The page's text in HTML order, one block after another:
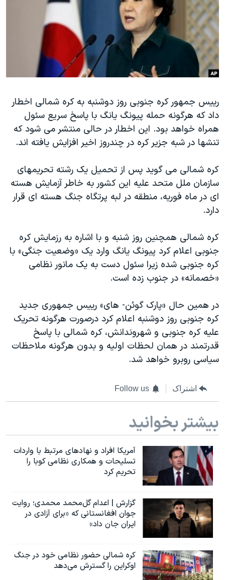
فرهنگ و زندگی
حقوق شهروندی
اقتصادی
علم و فناوری
گالری عکس
آرشیو پخش زنده
مستندها
انتخابات ریاست جمهوری آمریکا ۲۰۲۴
حمله جمهوری اسلامی به اسرائیل
رمز مهسا
اعتراضات زن، زندگی، آزادی
مجموعه مستندهای دادخواهی
تریبونال مردمی آبان ۹۸
چهل سال گروگان‌گیری
قانون شفافیت دارائی کادر رهبری ایران
نرگس محمدی برنده جایزه نوبل صلح
همایش محافظه‌کاران آمریکا «سی‌پک»
صفحه‌های ویژه
سفر پرزیدنت ترامپ به چین
دنبال کنید
زبانهای مختلف
رییس جمهور کره جنوبی روز دوشنبه به کره شمالی اخطار
داد که هرگونه حمله پیونگ یانگ با پاسخ سریع سئول
همراه خواهد بود. این اخطار در حالی منتشر می شود که
تنشها در شبه جزیر کره در چندروز اخیر افزایش یافته اند.
کره شمالی می گوید پس از تحمیل یک رشته تحریمهای
سازمان ملل متحد علیه این کشور به خاطر آزمایش هسته
ای در ماه فوریه، منطقه در لبه پرتگاه جنگ هسته ای قرار
دارد.
کره شمالی همچنین روز شنبه و با اشاره به رزمایش کره
جنوبی اعلام کرد پیونگ یانگ وارد یک «وضعیت جنگی» با
کره جنوبی شده زیرا سئول دست به یک مانور نظامی
«خصمانه» در جنوب زده است.
در همین حال «پارک گوئن- های» رییس جمهوری جدید
کره جنوبی روز دوشنبه اعلام کرد درصورت هرگونه تحریک
علیه کره جنوبی و شهروندانش، کره شمالی با پاسخ
قدرتمند در همان لحظات اولیه و بدون هرگونه ملاحظات
سیاسی روبرو خواهد شد.
اشتراک Follow us
بیشتر بخوانید
آمریکا افراد و نهادهای مرتبط با واردات
تسلیحات و همکاری نظامی کوبا را
تحریم کرد
گزارش | اعدام گل‌محمد محمدی؛ روایت
جوان افغانستانی که «برای آزادی در
ایران جان داد»
کره شمالی حضور نظامی خود در جنگ
اوکراین را گسترش می‌دهد